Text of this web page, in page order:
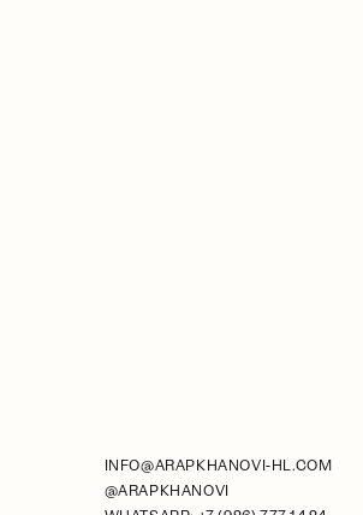
INFO@ARAPKHANOVI-HL.COM
@ARAPKHANOVI